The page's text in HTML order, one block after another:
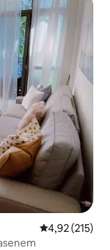
Średnia
4,92 (215)